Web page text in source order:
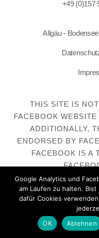
+49 (0)157
Allgäu -
THIS SITE IS
FACEBOOK
ADDITIONALLY,
ENDORSED BY
FACEBOOK IS A
Google Analytics und
am Laufen zu halten.
dafür Cookies
OK
Ablehnen